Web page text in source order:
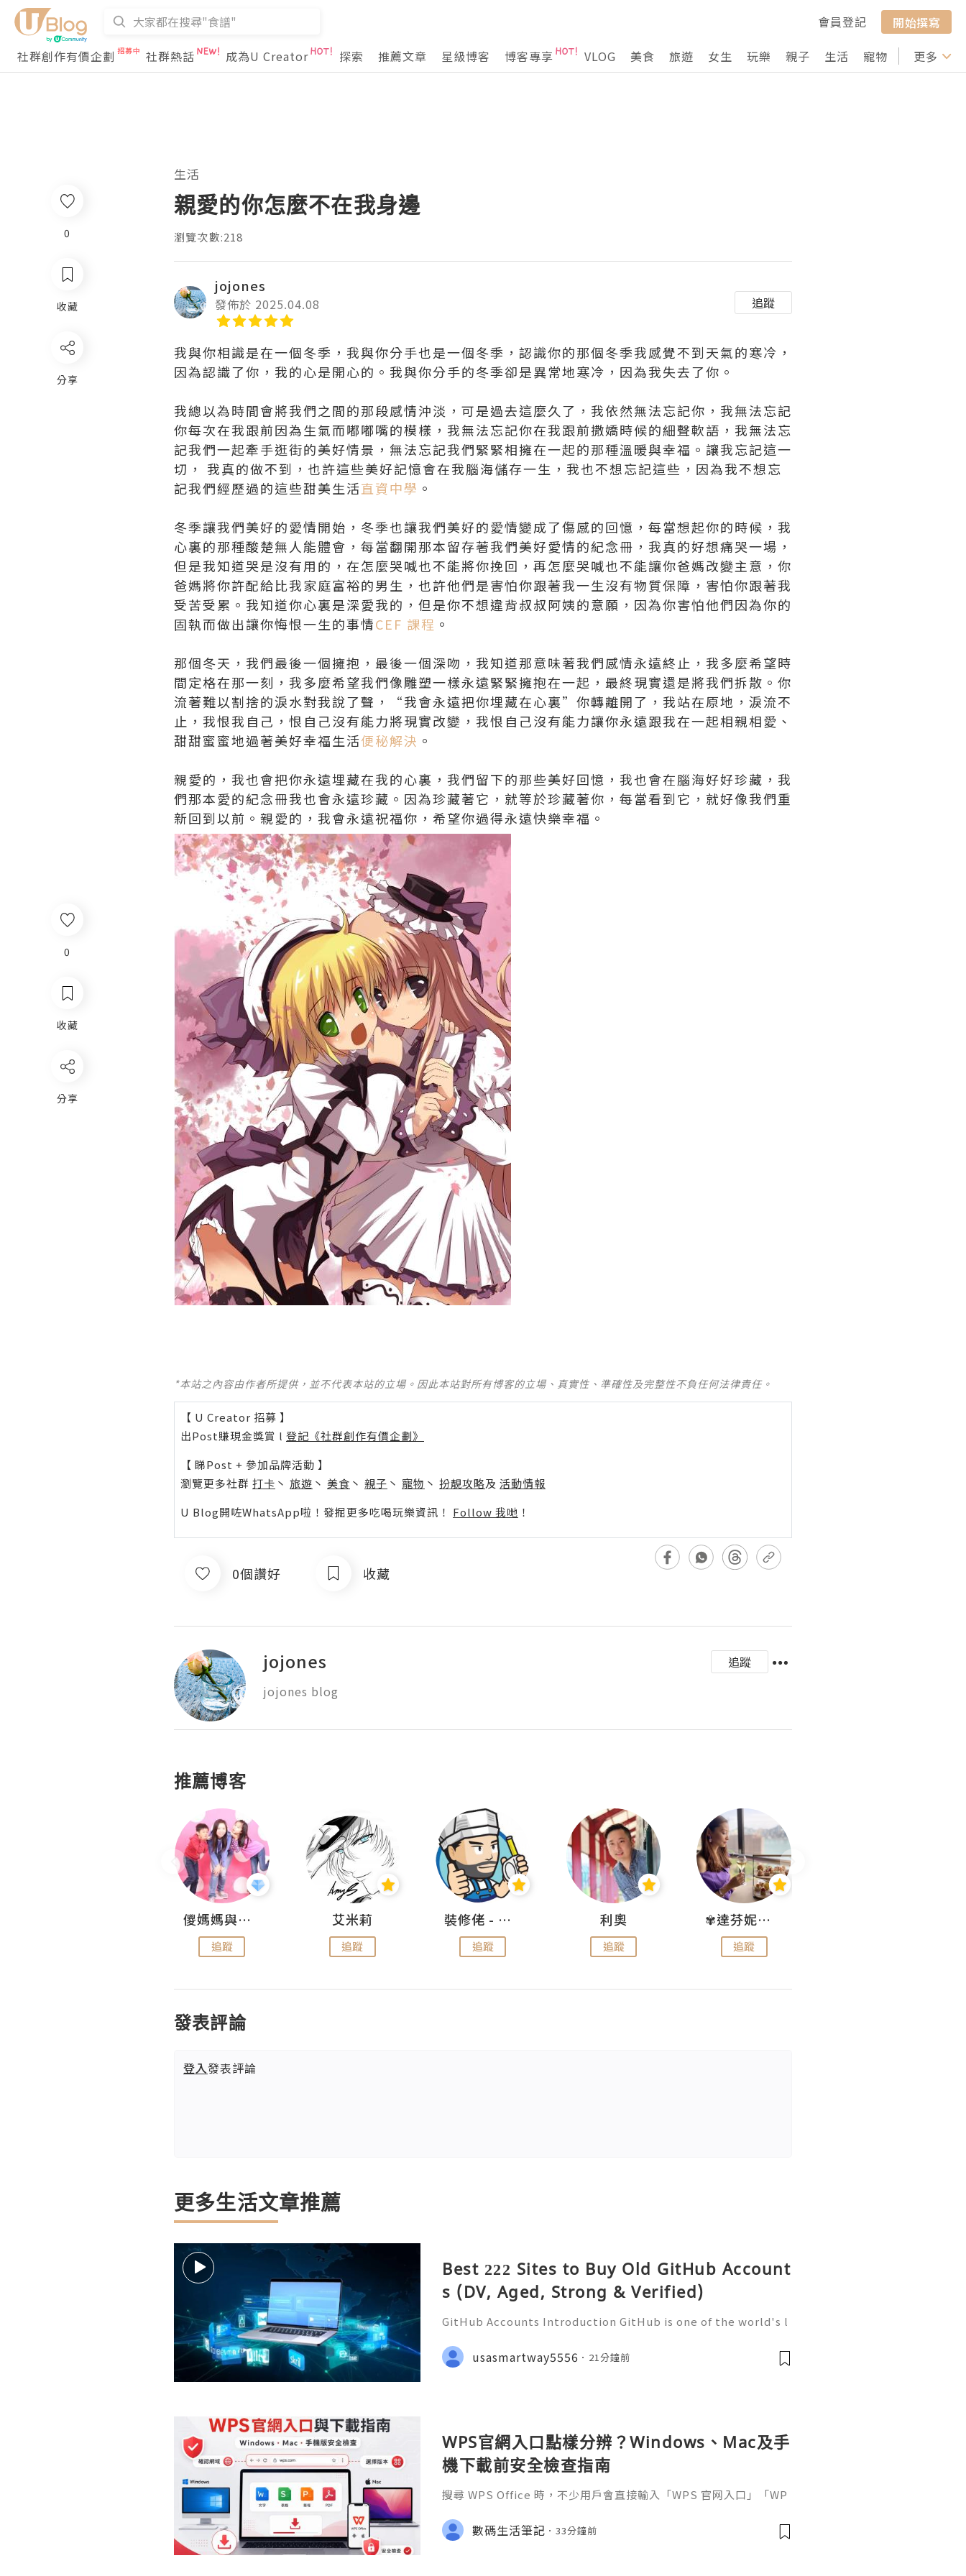
會員登記
開始撰寫
社群創作有價企劃
社群熱話 成為U Creator 探索 推薦文章 星級博客 博客專享 VLOG 美食 旅遊 女生 玩樂 親子 生活 寵物 行山 打卡
更多
0
收藏
分享
生活
親愛的你怎麼不在我身邊
瀏覽次數:218
jojones
發佈於 2025.04.08 追蹤
我與你相識是在一個冬季，我與你分手也是一個冬季，認識你的那個冬季我感覺不到天氣的寒冷，
因為認識了你，我的心是開心的。我與你分手的冬季卻是異常地寒冷，因為我失去了你。
我總以為時間會將我們之間的那段感情沖淡，可是過去這麼久了，我依然無法忘記你，我無法忘記
你每次在我跟前因為生氣而嘟嘟嘴的模樣，我無法忘記你在我跟前撒嬌時候的細聲軟語，我無法忘
記我們一起牽手逛街的美好情景，無法忘記我們緊緊相擁在一起的那種溫暖與幸福。讓我忘記這一
切， 我真的做不到，也許這些美好記憶會在我腦海儲存一生，我也不想忘記這些，因為我不想忘
記我們經歷過的這些甜美生活直資中學 。
冬季讓我們美好的愛情開始，冬季也讓我們美好的愛情變成了傷感的回憶，每當想起你的時候，我
心裏的那種酸楚無人能體會，每當翻開那本留存著我們美好愛情的紀念冊，我真的好想痛哭一場，
但是我知道哭是沒有用的，在怎麼哭喊也不能將你挽回，再怎麼哭喊也不能讓你爸媽改變主意，你
爸媽將你許配給比我家庭富裕的男生，也許他們是害怕你跟著我一生沒有物質保障，害怕你跟著我
受苦受累。我知道你心裏是深愛我的，但是你不想違背叔叔阿姨的意願，因為你害怕他們因為你的
固執而做出讓你悔恨一生的事情CEF 課程 。
那個冬天，我們最後一個擁抱，最後一個深吻，我知道那意味著我們感情永遠終止，我多麼希望時
間定格在那一刻，我多麼希望我們像雕塑一樣永遠緊緊擁抱在一起，最終現實還是將我們拆散。你
流著難以割捨的淚水對我說了聲，“我會永遠把你埋藏在心裏”你轉離開了，我站在原地，淚流不
止，我恨我自己，恨自己沒有能力將現實改變，我恨自己沒有能力讓你永遠跟我在一起相親相愛、
甜甜蜜蜜地過著美好幸福生活便秘解決 。
親愛的，我也會把你永遠埋藏在我的心裏，我們留下的那些美好回憶，我也會在腦海好好珍藏，我
們那本愛的紀念冊我也會永遠珍藏。因為珍藏著它，就等於珍藏著你，每當看到它，就好像我們重
新回到以前。親愛的，我會永遠祝福你，希望你過得永遠快樂幸福。
*本站之內容由作者所提供，並不代表本站的立場。因此本站對所有博客的立場、真實性、準確性及完整性不負任何法律責任。
【 U Creator 招募 】
出Post賺現金獎賞 l 登記《社群創作有價企劃》
【 睇Post + 參加品牌活動 】
瀏覽更多社群 打卡 丶 旅遊 丶 美食 丶 親子 丶 寵物 丶 扮靚攻略及 活動情報
U Blog開咗WhatsApp啦！發掘更多吃喝玩樂資訊！ Follow 我哋 ！
0個讚好 收藏
jojones
追蹤
jojones blog
推薦博客
儍媽媽與兩隻小魔怪之家
追蹤
艾米莉
追蹤
裝修佬 - 香港一站式網上裝修平台
追蹤
利奧
追蹤
✾達芬妮•愛孩子•愛生活✾
追蹤
發表評論
登入發表評論
更多生活文章推薦
Best 222 Sites to Buy Old GitHub Account
s (DV, Aged, Strong & Verified)
GitHub Accounts Introduction GitHub is one of the world's l
ions of developers, businesses, startups, and open-source c
ommunities. It is much m
usasmartway5556 21分鐘前
WPS官網入口點樣分辨？Windows、Mac及手
機下載前安全檢查指南
搜尋 WPS Office 時，不少用戶會直接輸入「WPS 官网入口」「WP
用程式商店、教學網站、在線文件服務及第三方下載頁面。
數碼生活筆記 33分鐘前
0
收藏
分享